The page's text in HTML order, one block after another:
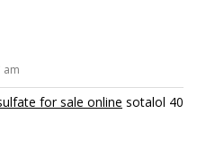
am
for sale online sotalol 40